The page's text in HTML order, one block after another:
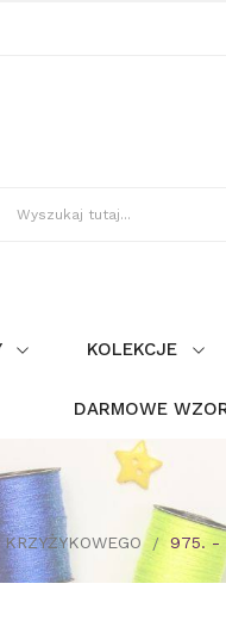
KOLEKCJE
DARMOWE
975. -